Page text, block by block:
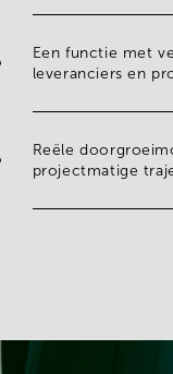
Een functie met
leveranciers en
Reële
projectmatige